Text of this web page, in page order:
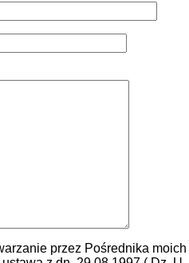
przez Pośrednika moich